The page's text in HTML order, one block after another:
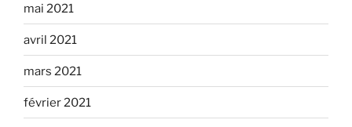
mai 2021
avril 2021
mars 2021
février 2021